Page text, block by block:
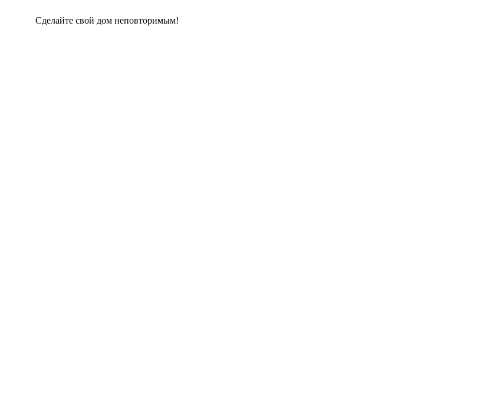
Сделайте свой дом неповторимым!